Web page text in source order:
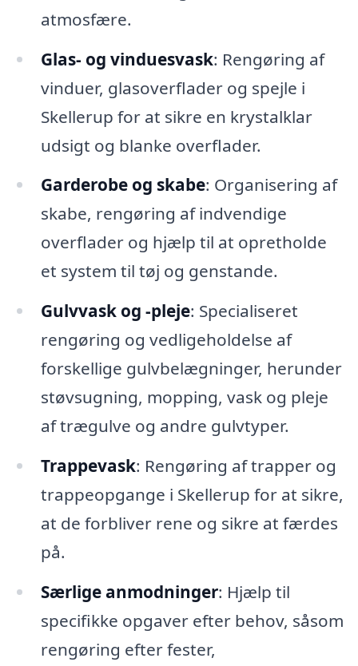
atmosfære.
Glas- og vinduesvask: Rengøring af
vinduer, glasoverflader og spejle i
Skellerup for at sikre en krystalklar
udsigt og blanke overflader.
Garderobe og skabe: Organisering af
skabe, rengøring af indvendige
overflader og hjælp til at opretholde
et system til tøj og genstande.
Gulvvask og -pleje: Specialiseret
rengøring og vedligeholdelse af
forskellige gulvbelægninger, herunder
støvsugning, mopping, vask og pleje
af trægulve og andre gulvtyper.
Trappevask: Rengøring af trapper og
trappeopgange i Skellerup for at sikre,
at de forbliver rene og sikre at færdes
på.
Særlige anmodninger: Hjælp til
specifikke opgaver efter behov, såsom
rengøring efter fester,